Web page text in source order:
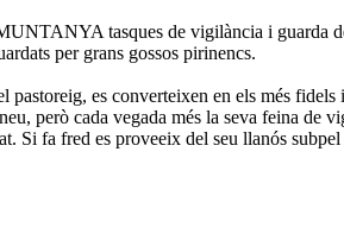
tasques de vigilància i
per grans gossos pirinencs.
es converteixen en els més
però cada vegada més la seva feina
fa fred es proveeix del seu llanós